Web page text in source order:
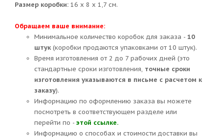
Размер коробки: 16 х 8 х 1,7 см.
Обращаем ваше внимание:
Минимальное количество коробок для заказа - 10
штук(коробки продаются упаковками от 10 штук).
Время изготовления от 2 до 7 рабочих дней (это
стандартные сроки изготовления, точные сроки
изготовления указываются в письме с расчетом к
заказу).
Информацию по оформлению заказа вы можете
посмотреть в соответствующем разделе или
перейти по - этой ссылке.
Информацию о способах и стоимости доставки вы